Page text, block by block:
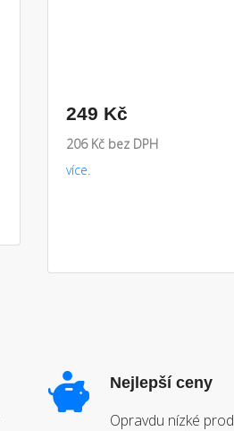
249 Kč
206 Kč bez DPH
více.
Nejlepší ceny
Opravdu nízké